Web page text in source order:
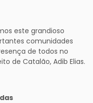
este grandioso
comunidades
de todos no
de Catalão, Adib Elias.